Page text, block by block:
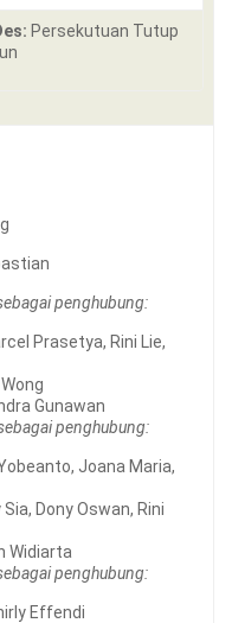
Persekutuan Tutup
penghubung:
Prasetya, Rini Lie,
Gunawan
penghubung:
Joana Maria,
Sia, Dony Oswan, Rini
Widiarta
penghubung:
Effendi